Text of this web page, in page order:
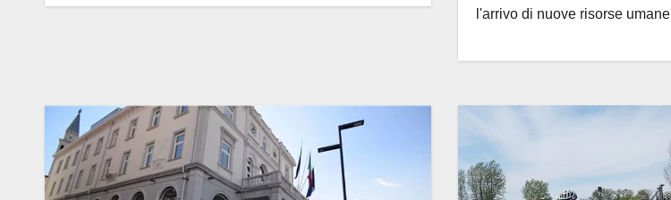
l'arrivo di nuove risorse umane